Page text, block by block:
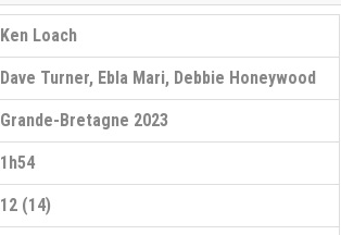
Ken Loach
Dave Turner, Ebla Mari, Debbie Honeywood
Grande-Bretagne 2023
1h54
12 (14)